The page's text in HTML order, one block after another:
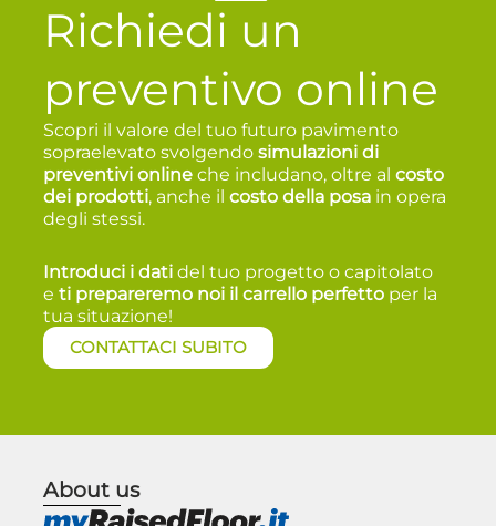
Richiedi un
preventivo online
Scopri il valore del tuo futuro pavimento
sopraelevato svolgendosimulazioni di
preventivi online che includano, oltre alcosto
dei prodotti, anche ilcosto della posa in opera
degli stessi.
Introduci i dati del tuo progetto o capitolato
eti prepareremo noi il carrello perfetto per la
tua situazione!
CONTATTACI SUBITO
About us